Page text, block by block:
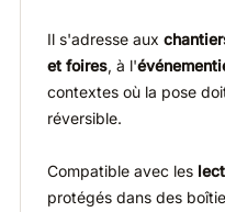
Il s'adresse aux
et foires, à l'
contextes où la pose
réversible.
Compatible avec les
protégés dans des